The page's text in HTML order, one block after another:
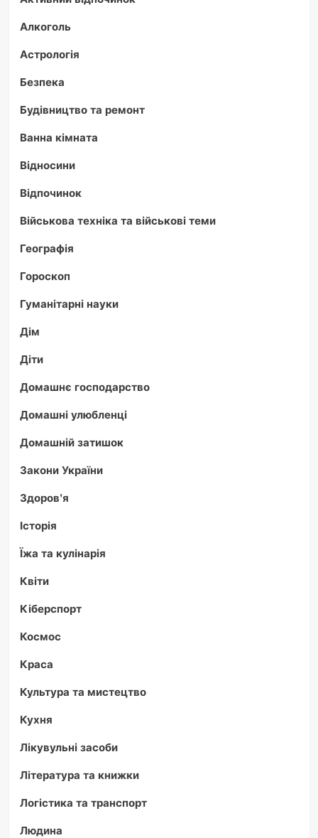
Алкоголь
Астрологія
Безпека
Будівництво та ремонт
Ванна кімната
Відносини
Відпочинок
Військова техніка та військові теми
Географія
Гороскоп
Гуманітарні науки
Дім
Діти
Домашнє господарство
Домашні улюбленці
Домашній затишок
Закони України
Здоров'я
Історія
Їжа та кулінарія
Квіти
Кіберспорт
Космос
Краса
Культура та мистецтво
Кухня
Лікувульні засоби
Література та книжки
Логістика та транспорт
Людина